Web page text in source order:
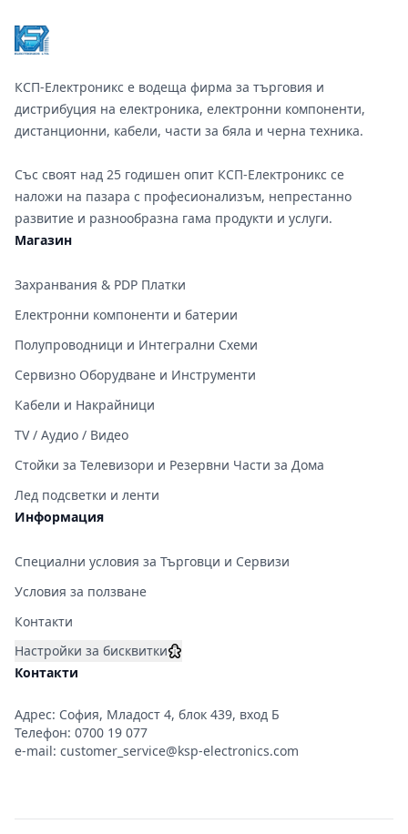
КСП-Електроникс е водеща фирма за търговия и
дистрибуция на електроника, електронни компоненти,
дистанционни, кабели, части за бяла и черна техника.
Със своят над 25 годишен опит КСП-Електроникс се
наложи на пазара с професионализъм, непрестанно
развитие и разнообразна гама продукти и услуги.
Магазин
Захранвания & PDP Платки
Електронни компоненти и батерии
Полупроводници и Интегрални Схеми
Сервизно Оборудване и Инструменти
Кабели и Накрайници
TV / Аудио / Видео
Стойки за Телевизори и Резервни Части за Дома
Лед подсветки и ленти
Информация
Специални условия за Търговци и Сервизи
Условия за ползване
Контакти
Настройки за бисквитки
Контакти
Адрес: София, Младост 4, блок 439, вход Б
Телефон: 0700 19 077
e-mail: customer_service@ksp-electronics.com